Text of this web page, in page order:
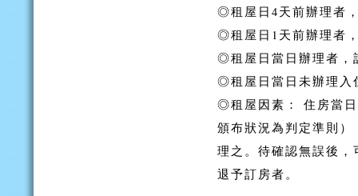
◎租屋日4天前辦理者
◎租屋日1天前辦理者
◎租屋日當日辦理者，
◎租屋日當日未辦理入
◎租屋因素： 住房當
頒布狀況為判定準則
理之。待確認無誤後
退予訂房者。